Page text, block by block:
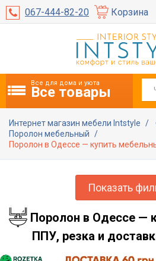
067-444-82-20 Корзина
Все для дома и уюта
Все товары
Интернет магазин мебели Intstyle
Поролон мебельный
Поролон в Одессе — купить
Показать
Поролон в Одессе —
ППУ, резка и